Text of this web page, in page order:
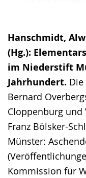
Hanschmidt,
(Hg.):
im Niederstift
Jahrhundert.
Bernard
Cloppenburg und
Franz Bölsker-
Münster:
Kommission für